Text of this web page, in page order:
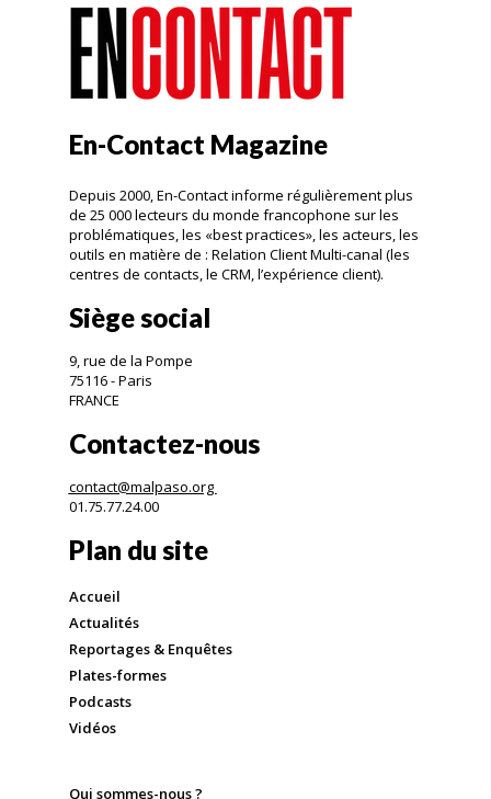
En-Contact Magazine
Depuis 2000, En-Contact informe régulièrement plus
de 25 000 lecteurs du monde francophone sur les
problématiques, les «best practices», les acteurs, les
outils en matière de : Relation Client Multi-canal (les
centres de contacts, le CRM, l’expérience client).
Siège social
9, rue de la Pompe
75116 - Paris
FRANCE
Contactez-nous
contact@malpaso.org
01.75.77.24.00
Plan du site
Accueil
Actualités
Reportages & Enquêtes
Plates-formes
Podcasts
Vidéos
Qui sommes-nous ?